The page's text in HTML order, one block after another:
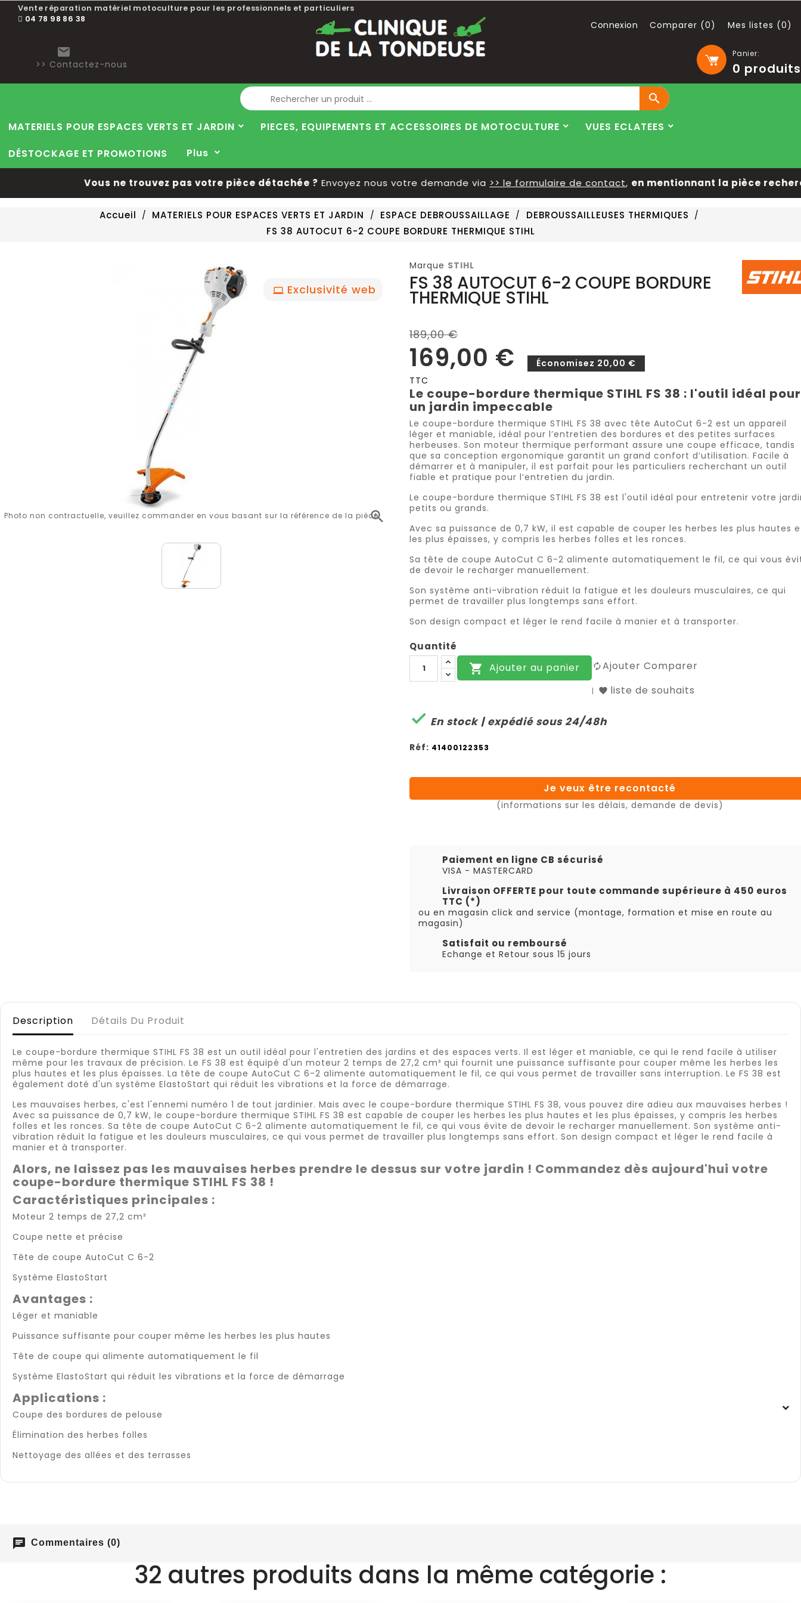
Vente réparation matériel motoculture pour les professionnels et particuliers
04 78 98 86 38
Panier:
0 produits

>> Contactez-nous
Connexion Comparer (0) Mes listes (0)
Blog

MATERIELS POUR ESPACES VERTS ET JARDIN PIECES, EQUIPEMENTS ET ACCESSOIRES DE MOTOCULTURE
VUES ECLATEES
DÉSTOCKAGE ET PROMOTIONS
Plus
Vous ne trouvez pas votre pièce détachée ?Envoyez nous votre demande via>> le formulaire de contact,en mentionnant la pièce
Accueil MATERIELS POUR ESPACES VERTS ET JARDIN ESPACE DEBROUSSAILLAGE
DEBROUSSAILLEUSES THERMIQUES
FS 38 AUTOCUT 6-2 COUPE BORDURE THERMIQUE STIHL
Exclusivité web

Photo non contractuelle, veuillez commander en vous basant sur la référence de la pièce
Marque STIHL
FS 38 AUTOCUT 6-2 COUPE BORDURE
THERMIQUE STIHL
189,00 €
169,00 €
Économisez 20,00 €
TTC
Le coupe-bordure thermique STIHL FS 38 : l'outil idéal pour
un jardin impeccable
Le coupe-bordure thermique STIHL FS 38 avec tête AutoCut 6-2 est un appareil
léger et maniable, idéal pour l’entretien des bordures et des petites surfaces
herbeuses. Son moteur thermique performant assure une coupe efficace, tandis
que sa conception ergonomique garantit un grand confort d’utilisation. Facile à
démarrer et à manipuler, il est parfait pour les particuliers recherchant un outil
fiable et pratique pour l’entretien du jardin.
Le coupe-bordure thermique STIHL FS 38 est l'outil idéal pour entretenir votre
petits ou grands.
Avec sa puissance de 0,7 kW, il est capable de couper les herbes les plus hautes
les plus épaisses, y compris les herbes folles et les ronces.
Sa tête de coupe AutoCut C 6-2 alimente automatiquement le fil, ce qui vous
de devoir le recharger manuellement.
Son système anti-vibration réduit la fatigue et les douleurs musculaires, ce qui
permet de travailler plus longtemps sans effort.
Son design compact et léger le rend facile à manier et à transporter.
Quantité
 Ajouter au panier
Ajouter Comparer
liste de souhaits
 En stock | expédié sous 24/48h
Réf: 41400122353
Je veux être recontacté
(informations sur les délais, demande de devis)
Paiement en ligne CB sécurisé
VISA - MASTERCARD
Livraison OFFERTE pour toute commande supérieure à 450 euros
TTC (*)
ou en magasin click and service (montage, formation et mise en route au
magasin)
Satisfait ou remboursé
Echange et Retour sous 15 jours
Description Détails Du Produit
Le coupe-bordure thermique STIHL FS 38 est un outil idéal pour l'entretien des jardins et des espaces verts. Il est léger et maniable, ce qui le rend facile à utiliser
même pour les travaux de précision. Le FS 38 est équipé d'un moteur 2 temps de 27,2 cm³ qui fournit une puissance suffisante pour couper même les herbes les
plus hautes et les plus épaisses. La tête de coupe AutoCut C 6-2 alimente automatiquement le fil, ce qui vous permet de travailler sans interruption. Le FS 38 est
également doté d'un système ElastoStart qui réduit les vibrations et la force de démarrage.
Les mauvaises herbes, c'est l'ennemi numéro 1 de tout jardinier. Mais avec le coupe-bordure thermique STIHL FS 38, vous pouvez dire adieu aux mauvaises herbes !
Avec sa puissance de 0,7 kW, le coupe-bordure thermique STIHL FS 38 est capable de couper les herbes les plus hautes et les plus épaisses, y compris les herbes
folles et les ronces. Sa tête de coupe AutoCut C 6-2 alimente automatiquement le fil, ce qui vous évite de devoir le recharger manuellement. Son système anti-
vibration réduit la fatigue et les douleurs musculaires, ce qui vous permet de travailler plus longtemps sans effort. Son design compact et léger le rend facile à
manier et à transporter.
Alors, ne laissez pas les mauvaises herbes prendre le dessus sur votre jardin ! Commandez dès aujourd'hui votre
coupe-bordure thermique STIHL FS 38 !
Caractéristiques principales :
Moteur 2 temps de 27,2 cm³
Coupe nette et précise
Tête de coupe AutoCut C 6-2
Système ElastoStart
Avantages :
Léger et maniable
Puissance suffisante pour couper même les herbes les plus hautes
Tête de coupe qui alimente automatiquement le fil
Système ElastoStart qui réduit les vibrations et la force de démarrage
Applications :
Coupe des bordures de pelouse
Élimination des herbes folles
Nettoyage des allées et des terrasses
chat Commentaires (0)
32 autres produits dans la même catégorie :